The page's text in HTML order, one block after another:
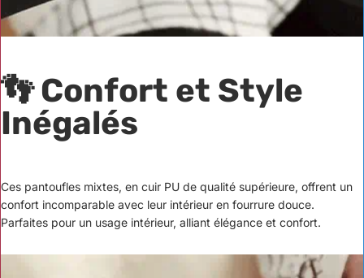
👣 Confort et Style
Inégalés
Ces pantoufles mixtes, en cuir PU de qualité supérieure, offrent un
confort incomparable avec leur intérieur en fourrure douce.
Parfaites pour un usage intérieur, alliant élégance et confort.